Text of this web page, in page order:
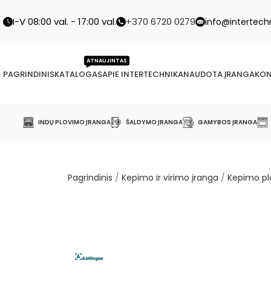
I-V 08:00 val. - 17:00 val. +370 6720 0279
PAGRINDINISKATALOGAS
ATNAUJINTAS
APIE INTERTECHNIKANAUDOTA ĮRANGA
INDŲ PLOVIMO ĮRANGA ŠALDYMO ĮRANGA GAMYBOS ĮRANGA
Pagrindinis / Kepimo ir virimo įranga / Kepimo